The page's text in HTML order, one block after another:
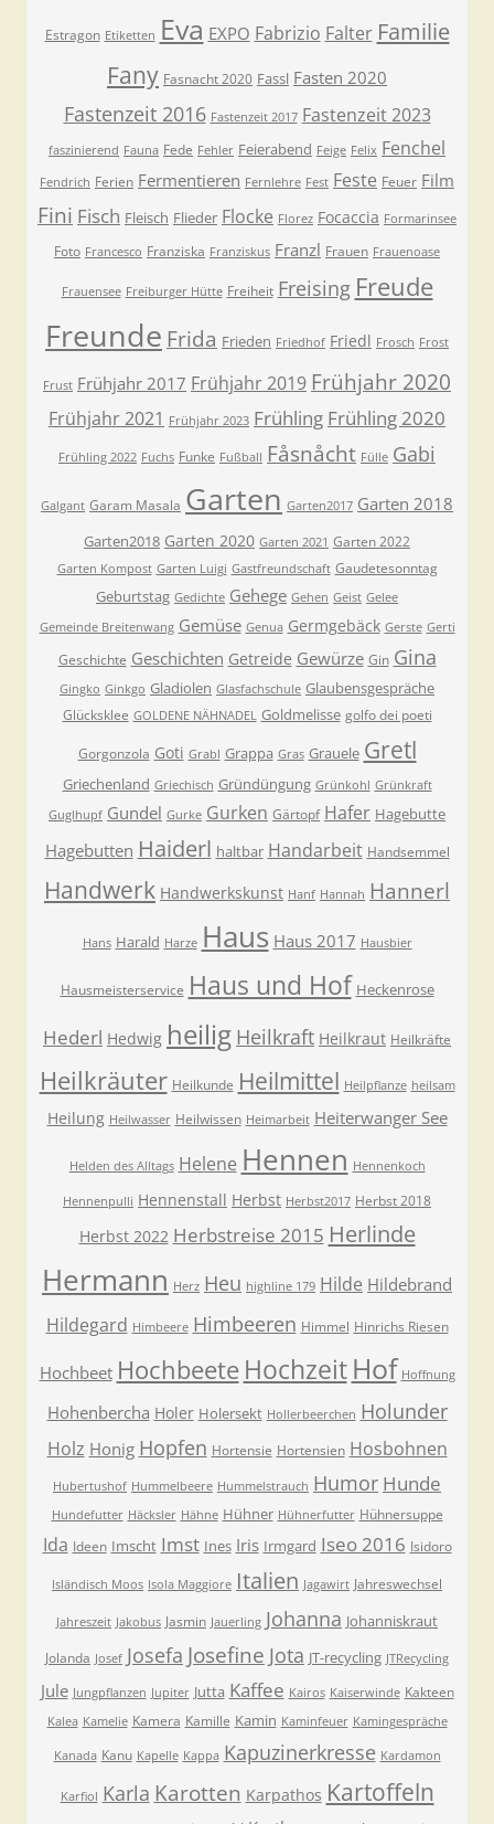
Estragon Etiketten Eva EXPO Fabrizio Falter Familie
Fany Fasnacht 2020 Fassl Fasten 2020
Fastenzeit 2016 Fastenzeit 2017 Fastenzeit 2023
faszinierend Fauna Fede Fehler Feierabend Feige Felix Fenchel
Fendrich Ferien Fermentieren Fernlehre Fest Feste Feuer Film
Fini Fisch Fleisch Flieder Flocke Florez Focaccia Formarinsee
Foto Francesco Franziska Franziskus Franzl Frauen Frauenoase
Frauensee Freiburger Hütte Freiheit Freising Freude
Freunde Frida Frieden Friedhof Friedl Frosch Frost
Frust Frühjahr 2017 Frühjahr 2019 Frühjahr 2020
Frühjahr 2021 Frühjahr 2023 Frühling Frühling 2020
Frühling 2022 Fuchs Funke Fußball Fåsnåcht Fülle Gabi
Galgant Garam Masala Garten Garten2017 Garten 2018
Garten2018 Garten 2020 Garten 2021 Garten 2022
Garten Kompost Garten Luigi Gastfreundschaft Gaudetesonntag
Geburtstag Gedichte Gehege Gehen Geist Gelee
Gemeinde Breitenwang Gemüse Genua Germgebäck Gerste Gerti
Geschichte Geschichten Getreide Gewürze Gin Gina
Gingko Ginkgo Gladiolen Glasfachschule Glaubensgespräche
Glücksklee GOLDENE NÄHNADEL Goldmelisse golfo dei poeti
Gorgonzola Goti Grabl Grappa Gras Grauele Gretl
Griechenland Griechisch Gründüngung Grünkohl Grünkraft
Guglhupf Gundel Gurke Gurken Gärtopf Hafer Hagebutte
Hagebutten Haiderl haltbar Handarbeit Handsemmel
Handwerk Handwerkskunst Hanf Hannah Hannerl
Hans Harald Harze Haus Haus 2017 Hausbier
Hausmeisterservice Haus und Hof Heckenrose
Hederl Hedwig heilig Heilkraft Heilkraut Heilkräfte
Heilkräuter Heilkunde Heilmittel Heilpflanze heilsam
Heilung Heilwasser Heilwissen Heimarbeit Heiterwanger See
Helden des Alltags Helene Hennen Hennenkoch
Hennenpulli Hennenstall Herbst Herbst2017 Herbst 2018
Herbst 2022 Herbstreise 2015 Herlinde
Hermann Herz Heu highline 179 Hilde Hildebrand
Hildegard Himbeere Himbeeren Himmel Hinrichs Riesen
Hochbeet Hochbeete Hochzeit Hof Hoffnung
Hohenbercha Holer Holersekt Hollerbeerchen Holunder
Holz Honig Hopfen Hortensie Hortensien Hosbohnen
Hubertushof Hummelbeere Hummelstrauch Humor Hunde
Hundefutter Häcksler Hähne Hühner Hühnerfutter Hühnersuppe
Ida Ideen Imscht Imst Ines Iris Irmgard Iseo 2016 Isidoro
Isländisch Moos Isola Maggiore Italien Jagawirt Jahreswechsel
Jahreszeit Jakobus Jasmin Jauerling Johanna Johanniskraut
Jolanda Josef Josefa Josefine Jota JT-recycling JTRecycling
Jule Jungpflanzen Jupiter Jutta Kaffee Kairos Kaiserwinde Kakteen
Kalea Kamelie Kamera Kamille Kamin Kaminfeuer Kamingespräche
Kanada Kanu Kapelle Kappa Kapuzinerkresse Kardamon
Karfiol Karla Karotten Karpathos Kartoffeln